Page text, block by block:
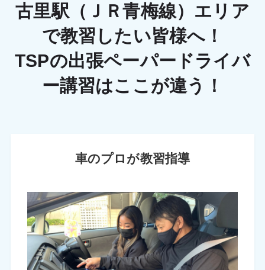
古里駅（ＪＲ青梅線）エリア
で教習したい皆様へ！
TSPの出張ペーパードライバ
ー講習はここが違う！
車のプロが教習指導